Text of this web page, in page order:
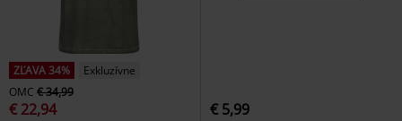
ZĽAVA 34%
Exkluzívne
OMC € 34,99
€ 22,94 € 5,99